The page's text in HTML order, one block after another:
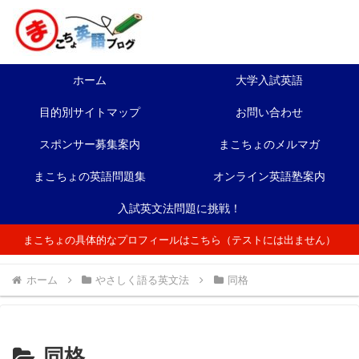
ホーム 大学入試英語
目的別サイトマップ お問い合わせ
スポンサー募集案内 まこちょのメルマガ
まこちょの英語問題集 オンライン英語塾案内
入試英文法問題に挑戦！
まこちょの具体的なプロフィールはこちら（テストには出ません）
ホーム やさしく語る英文法 同格